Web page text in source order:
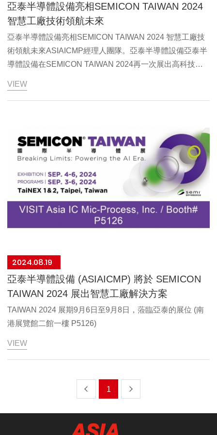
縱、隱藏、濫用特權資訊、誤傳重大事實或其他非法的交易
行為向他人獲取不合理的利益。3.4違反規範所有員工都有
責任報告任何已知或懷疑的違規行為，包括違反法律、法
規、準則和政策，公司將承諾為報告者提供身份保護。4、
禁用童工與禁止強迫勞動4.1為保障青少年之身心發展與成
之童工。以保障童工和未成年工的安全、健康，及維護任何
原因進入公司的童工或未成年工有合法教育與發展的權益。
身自由，確保公司 活動符合國家法規和企業社會責任規範
4.3 公司依法建立並完善保障勞工權益的制度，包括工作時
間、休息休假、工資報酬、勞動紀律、辭退等事項，並將該
制度通過適當方式公示。5、禁止歧視與反騷擾5.1不得基於
種族、國籍、宗教、性別、性傾向、年齡、社會等級、身體
殘疾、家庭及婚姻狀況、政治歸屬等，在聘用、報酬、升
遷、培訓、退休、終止聘僱等事項上予以歧視而有差別待
遇。5.2禁止工作場所有任何蓄意冒犯、有敵意或具傷害性
或其他職場不法侵害，設立申訴管道，專責單位接獲申訴後
會採取保密的方式進行調查，經調查屬實者，將會進行懲
處；對於申訴者、通報者或協助調查者禁止有任何報復之行
為，若有發現相關情事，將會進行懲處。5.4透過公司內部
的反歧視及反騷擾相關教育訓練，向員工傳達政策並提升員
順暢溝通管道定期召開勞資會議、福利委員會議，確保溝通
管道暢通，保障勞工組織與集體談判的權力，促進健康正向
管理組織及系統，推動各項勞工安全衛生活動及教育訓練，
並持續改善工作環境，以建立健康、安全的友善職場。7.2
為協助員工維持身心健康及工作生活平衡，定期辦理健康檢
查，同時積極鼓勵員工籌組社團或 參與健康休閒活動。8、
亞泰半導體設備亮相SEMICON TAIWAN 2024
智慧工廠技術領航未來
亞泰半導體設備亮相SEMICON TAIWAN 2024 智慧工廠技
術領航未來ASIAICMP經理人團隊。亞泰半導體設備亞泰半
導體設備在SEMICON TAIWAN 2024再一次展出高科技廠
「Breaking Limits: Powering the AI Era. 賦能AI無極限」為
廠的最新技術與產品，成為展會的一大亮點。同時，大會持
續聚焦智慧製造與永續發展，深入探討如何透過技術創新推
動產業升級轉型。這一趨勢與亞泰半導體設備
（ASIAICMP）智慧工廠的核心理念高度契合；亞泰亦在展
覽揭露其在智慧工廠領域的最新成果，特別是化學液輸送系
統的物料入料段之自動化技術突破。亞泰半導體設備專注於
半導體產業提供高科技廠房設施的經驗，是化學液輸送系統
的設計與建置的專家。累積27年的豐富經驗，亞泰在全球成
學桶人工作業的自動化技術。亞泰最新推出iChemLid，可
處理300L化學桶自動化系統，透過自動開蓋、精準液體抽
吸等功能，大幅降低人工作業風險，顯著提升生產效率與操
作安全性。亞泰的iChemLid系統是一項創新的自動化解決
方案，專為提升半導體廠務運作的人力安全、數據管控及精
準作業而設計。該系統具備無人工廠運作的願景，能夠蒐集
廠務控制，此特點充分契合未來工廠的目標。此外，
iChemLid系列應用於研磨液供應系統（SDS），透過無死
供應系統營運的高效穩定性。這些關鍵零組件由亞泰自有廠
於自有廠房內配置的多台專業CNC設備，讓一系列化學品
VIEW
2024.08.19
亞泰半導體設備 (ASIAICMP) 將於 SEMICON
TAIWAN 2024 展出智慧工廠解決方案
TAIWAN 2024 展期9月6日至9月8日，蒞臨亞泰的展位 (南
港展覽館二館一樓 P5126)
VIEW
上
頁
1 下